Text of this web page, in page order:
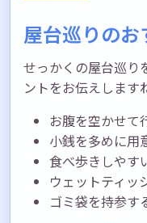
屋台巡りのお
せっかくの屋台巡り
ントをお伝えします
お腹を空かせて
小銭を多めに用
食べ歩きしやす
ウェットティッ
ゴミ袋を持参す